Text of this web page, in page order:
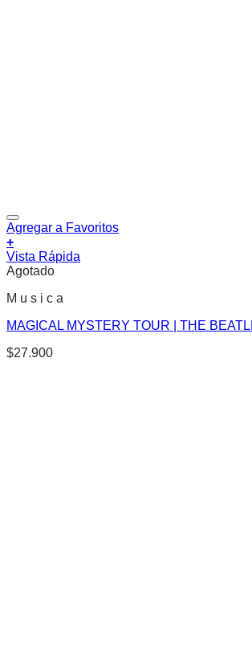
Agregar a Favoritos
+
Vista Rápida
Agotado
M u s i c a
MAGICAL MYSTERY TOUR | THE
$27.900